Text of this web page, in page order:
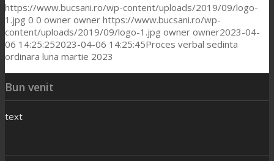
https://www.bucsani.ro/wp-content/uploads/2019/09/logo-
1.jpg 0 0 owner owner https://www.bucsani.ro/wp-
content/uploads/2019/09/logo-1.jpg owner owner2023-04-
06 14:25:252023-04-06 14:25:45Proces verbal sedinta
ordinara luna martie 2023
Bun venit
text